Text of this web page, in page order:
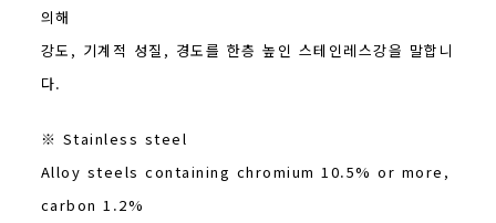
의해
강도, 기계적 성질, 경도를 한층 높인 스테인레스강을 말합니
다.
※ Stainless steel
Alloy steels containing chromium 10.5% or more,
carbon 1.2%